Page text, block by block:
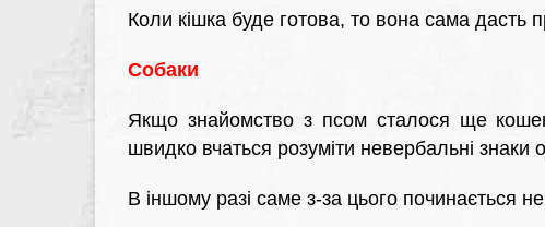
Коли кішка буде готова, то вона сама дасть
Собаки
Якщо знайомство з псом сталося ще
швидко вчаться розуміти невербальні знаки
В іншому разі саме з-за цього починається